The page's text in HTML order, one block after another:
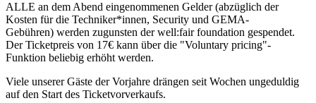
ALLE an dem Abend eingenommenen Gelder (abzüglich der
Kosten für die Techniker*innen, Security und GEMA-
Gebühren) werden zugunsten der well:fair foundation gespendet.
Der Ticketpreis von 17€ kann über die "Voluntary pricing"-
Funktion beliebig erhöht werden.
Viele unserer Gäste der Vorjahre drängen seit Wochen ungeduldig
auf den Start des Ticketvorverkaufs.